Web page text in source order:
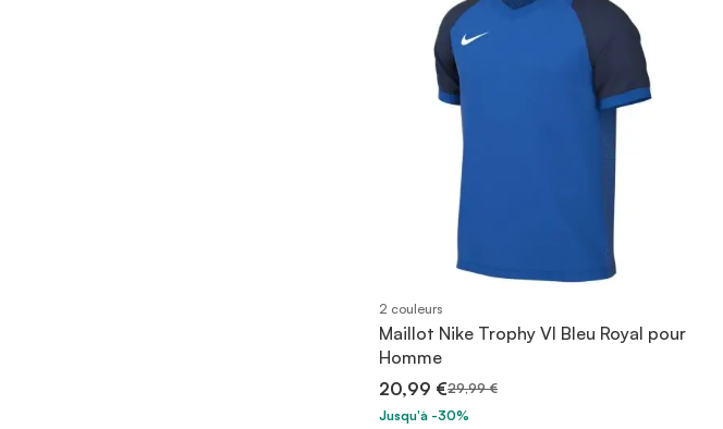
2 couleurs
Maillot Nike Trophy VI Bleu Royal pour
Homme
20,99 €29,99 €
Jusqu'à -30%